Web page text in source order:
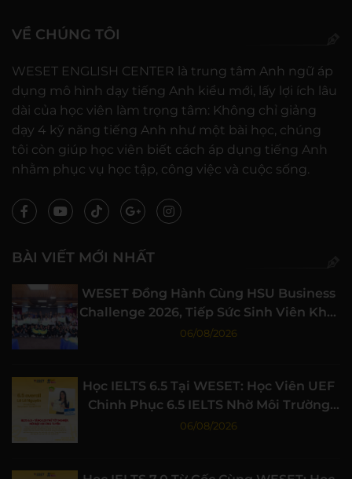
VỀ CHÚNG TÔI
WESET ENGLISH CENTER là trung tâm Anh ngữ áp
dụng mô hình dạy tiếng Anh kiểu mới, lấy lợi ích lâu
dài của học viên làm trọng tâm: Không chỉ giảng
dạy 4 kỹ năng tiếng Anh như một bài học, chúng
tôi còn giúp học viên biết cách áp dụng tiếng Anh
nhằm phục vụ học tập, công việc và cuộc sống.
BÀI VIẾT MỚI NHẤT
WESET Đồng Hành Cùng HSU Business
Challenge 2026, Tiếp Sức Sinh Viên Khởi
Nghiệp
06/08/2026
Học IELTS 6.5 Tại WESET: Học Viên UEF
Chinh Phục 6.5 IELTS Nhờ Môi Trường
Học Tập Chất Lượng
06/08/2026